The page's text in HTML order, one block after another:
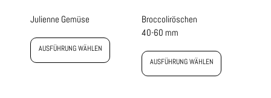
Julienne Gemüse
AUSFÜHRUNG WÄHLEN
Broccoliröschen
40-60 mm
AUSFÜHRUNG WÄHLEN